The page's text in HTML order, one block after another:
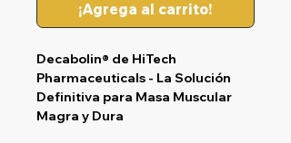
¡Agrega al carrito!
Decabolin® de HiTech
Pharmaceuticals - La Solución
Definitiva para Masa Muscular
Magra y Dura